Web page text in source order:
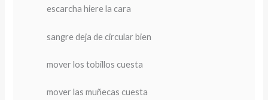
escarcha hiere la cara
sangre deja de circular bien
mover los tobillos cuesta
mover las muñecas cuesta